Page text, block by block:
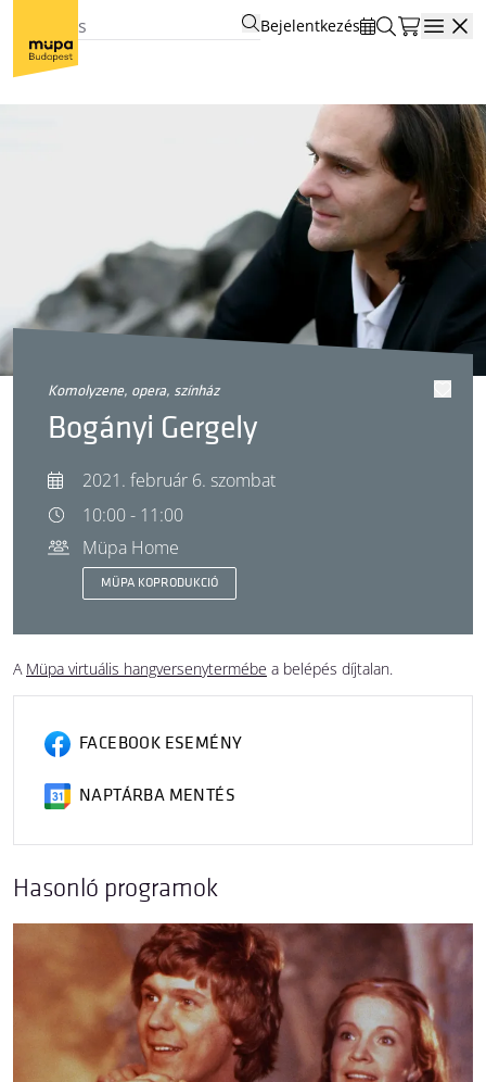
Bejelentkezés
komolyzene, opera, színház
Bogányi Gergely
2021. február 6. szombat
10:00 - 11:00
Müpa Home
MÜPA KOPRODUKCIÓ
A Müpa virtuális hangversenytermébe a belépés díjtalan.
FACEBOOK ESEMÉNY
NAPTÁRBA MENTÉS
Hasonló programok